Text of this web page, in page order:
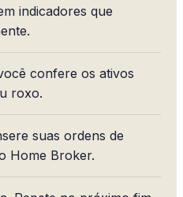
indicadores que
confere os ativos
roxo.
suas ordens de
Home Broker.